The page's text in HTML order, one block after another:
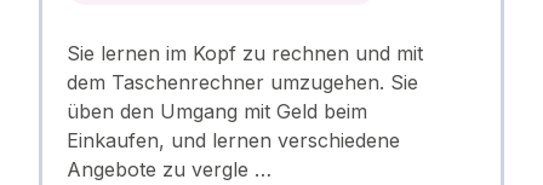
Sie lernen im Kopf zu rechnen und mit
dem Taschenrechner umzugehen. Sie
üben den Umgang mit Geld beim
Einkaufen, und lernen verschiedene
Angebote zu vergle …